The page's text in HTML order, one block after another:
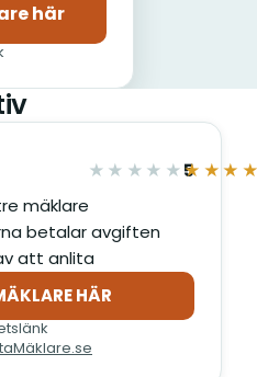
här
i nytt fönster)
★★★★★5
av 5
mäklare
betalar avgiften
att anlita
HÄR
i nytt fönster)